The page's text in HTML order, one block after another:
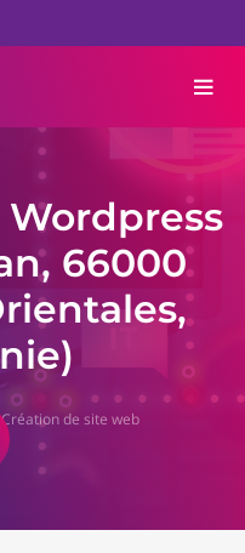
66000
Création de site web